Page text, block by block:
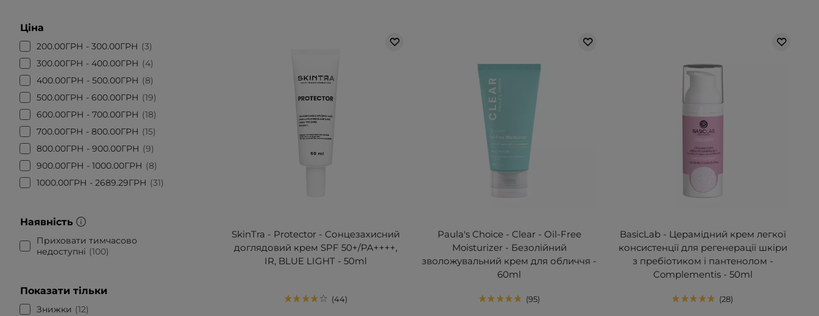
Ціна
200.00ГРН - 300.00ГРН
3
300.00ГРН - 400.00ГРН
4
400.00ГРН - 500.00ГРН
8
500.00ГРН - 600.00ГРН
19
600.00ГРН - 700.00ГРН
18
700.00ГРН - 800.00ГРН
15
800.00ГРН - 900.00ГРН
9
900.00ГРН - 1000.00ГРН
8
1000.00ГРН - 2689.29ГРН
31
Наявність
Приховати тимчасово
недоступні
100
Показати тільки
Знижки 12
SkinTra - Protector - Сонцезахисний
доглядовий крем SPF 50+/PA++++,
IR, BLUE LIGHT - 50ml
44
Paula's Choice - Clear - Oil-Free
Moisturizer - Безолійний
зволожувальний крем для обличчя -
60ml
95
BasicLab - Церамідний крем легкої
консистенції для регенерації шкіри
з пребіотиком і пантенолом -
Complementis - 50ml
28